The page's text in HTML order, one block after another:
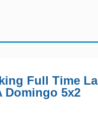
Full Time La
Domingo 5x2